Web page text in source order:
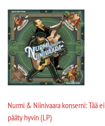
Nurmi & Niinivaara konserni: Tää ei
pääty hyvin (LP)